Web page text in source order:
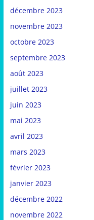
décembre 2023
novembre 2023
octobre 2023
septembre 2023
août 2023
juillet 2023
juin 2023
mai 2023
avril 2023
mars 2023
février 2023
janvier 2023
décembre 2022
novembre 2022